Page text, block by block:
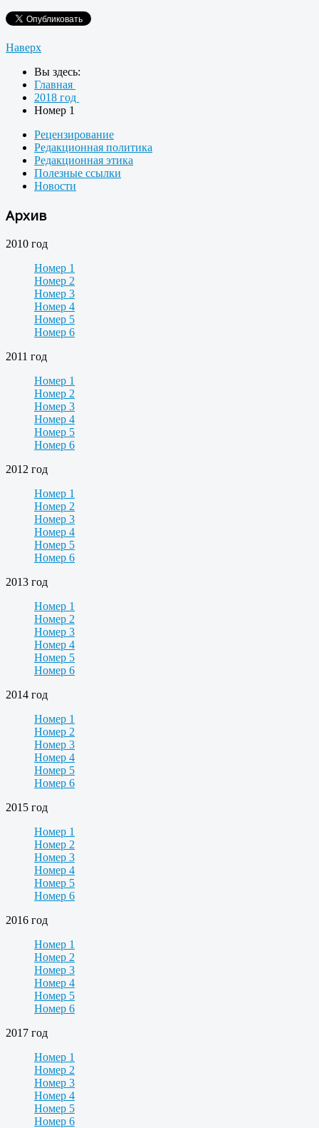
Наверх
Вы здесь:
Главная
2018 год
Номер 1
Рецензирование
Редакционная политика
Редакционная этика
Полезные ссылки
Новости
Архив
2010 год
Номер 1
Номер 2
Номер 3
Номер 4
Номер 5
Номер 6
2011 год
Номер 1
Номер 2
Номер 3
Номер 4
Номер 5
Номер 6
2012 год
Номер 1
Номер 2
Номер 3
Номер 4
Номер 5
Номер 6
2013 год
Номер 1
Номер 2
Номер 3
Номер 4
Номер 5
Номер 6
2014 год
Номер 1
Номер 2
Номер 3
Номер 4
Номер 5
Номер 6
2015 год
Номер 1
Номер 2
Номер 3
Номер 4
Номер 5
Номер 6
2016 год
Номер 1
Номер 2
Номер 3
Номер 4
Номер 5
Номер 6
2017 год
Номер 1
Номер 2
Номер 3
Номер 4
Номер 5
Номер 6